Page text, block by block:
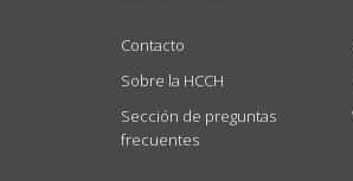
Contacto
Sobre la HCCH
Sección de preguntas
frecuentes